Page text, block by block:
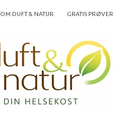
OM DUFT & NATUR. GRATIS PRØVER